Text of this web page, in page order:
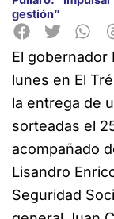
gestión”
El gobernador
lunes en El
la entrega de
sorteadas el
acompañado
Lisandro
Seguridad